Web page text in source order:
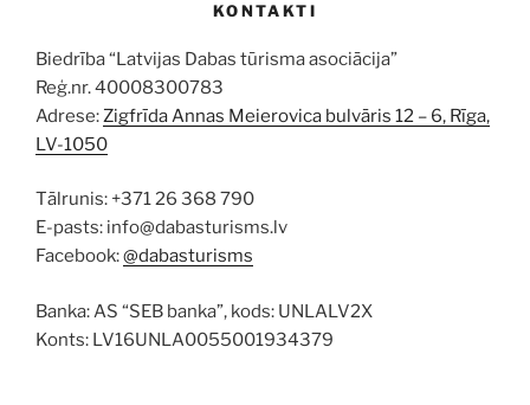
KONTAKTI
Biedrība “Latvijas Dabas tūrisma asociācija”
Reģ.nr. 40008300783
Adrese:Zigfrīda Annas Meierovica bulvāris 12 – 6, Rīga,
LV-1050
Tālrunis: +371 26 368 790
E-pasts: info@dabasturisms.lv
Facebook:@dabasturisms
Banka: AS “SEB banka”, kods: UNLALV2X
Konts: LV16UNLA0055001934379